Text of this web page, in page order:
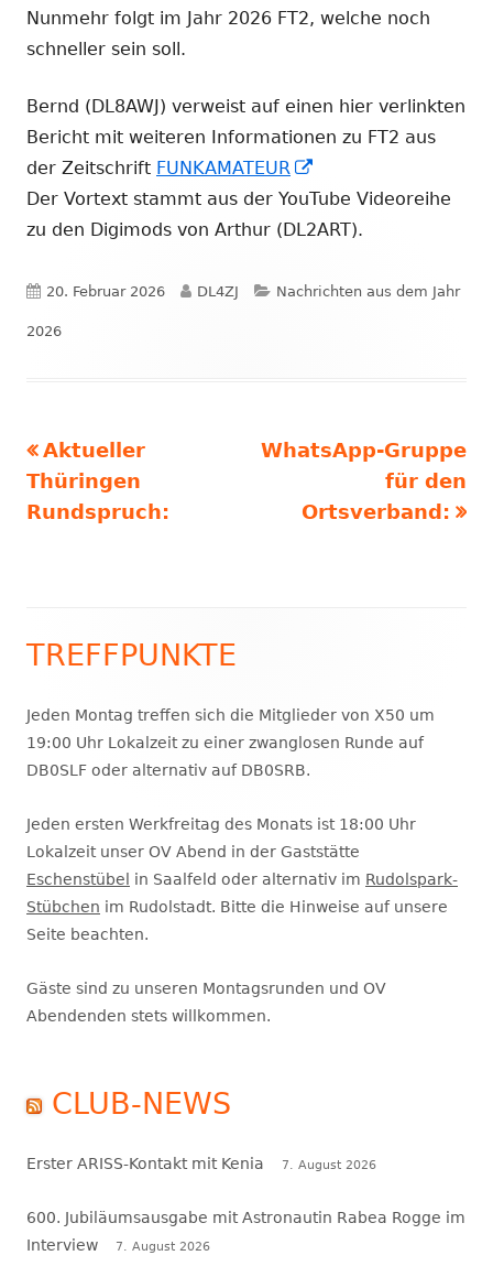
Nunmehr folgt im Jahr 2026 FT2, welche noch
schneller sein soll.
Bernd (DL8AWJ) verweist auf einen hier verlinkten
Bericht mit weiteren Informationen zu FT2 aus
der Zeitschrift FUNKAMATEUR
neuem
Fenster
Der Vortext stammt aus der YouTube Videoreihe
zu den Digimods von Arthur (DL2ART).
Veröffentlicht
am
20. Februar 2026 Autor
DL4ZJ Kategorien
Nachrichten aus dem Jahr
2026
Beitragsnavigation
Vorheriger
Beitrag:
Aktueller
Thüringen
Rundspruch:
Nächster
WhatsApp-Gruppe
für den
Ortsverband:
Haupt-
Seitenleiste
TREFFPUNKTE
Jeden Montag treffen sich die Mitglieder von X50 um
19:00 Uhr Lokalzeit zu einer zwanglosen Runde auf
DB0SLF oder alternativ auf DB0SRB.
Jeden ersten Werkfreitag des Monats ist 18:00 Uhr
Lokalzeit unser OV Abend in der Gaststätte
Eschenstübel
in Saalfeld oder alternativ im Rudolspark-
Stübchen im Rudolstadt. Bitte die Hinweise auf unsere
Seite beachten.
Gäste sind zu unseren Montagsrunden und OV
Abendenden stets willkommen.
CLUB-NEWS
Erster ARISS-Kontakt mit Kenia 7. August 2026
600. Jubiläumsausgabe mit Astronautin Rabea Rogge im
Interview
7. August 2026